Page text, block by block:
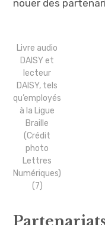
nouer des
Livre audio
DAISY et
lecteur
DAISY, tels
qu’employés
à la Ligue
Braille
(Crédit
photo
Lettres
Numériques)
(7)